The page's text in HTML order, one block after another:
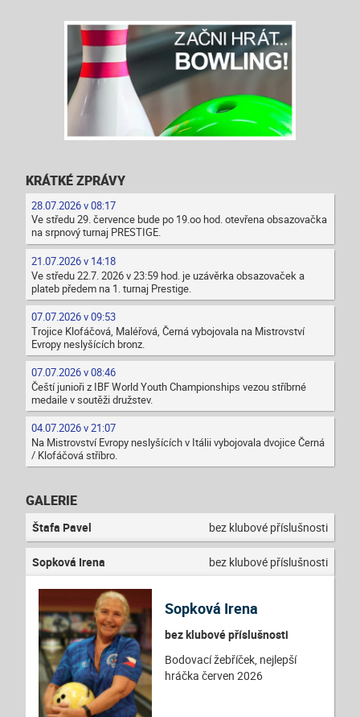
KRÁTKÉ ZPRÁVY
28.07.2026 v 08:17
Ve středu 29. července bude po 19.oo hod. otevřena obsazovačka
na srpnový turnaj PRESTIGE.
21.07.2026 v 14:18
Ve středu 22.7. 2026 v 23:59 hod. je uzávěrka obsazovaček a
plateb předem na 1. turnaj Prestige.
07.07.2026 v 09:53
Trojice Klofáčová, Maléřová, Černá vybojovala na Mistrovství
Evropy neslyšících bronz.
07.07.2026 v 08:46
Čeští junioři z IBF World Youth Championships vezou stříbrné
medaile v soutěži družstev.
04.07.2026 v 21:07
Na Mistrovství Evropy neslyšících v Itálii vybojovala dvojice Černá
/ Klofáčová stříbro.
GALERIE
Štafa Pavel bez klubové příslušnosti
Sopková Irena bez klubové příslušnosti
Sopková Irena
bez klubové příslušnosti
Bodovací žebříček, nejlepší
hráčka červen 2026